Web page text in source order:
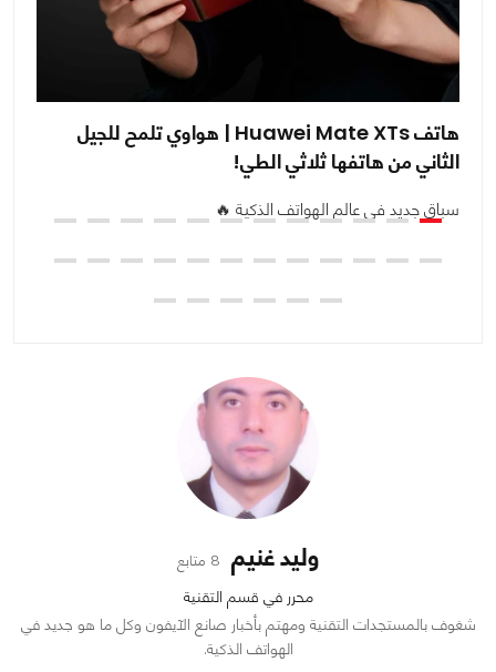
هاتف Huawei Mate XTs | هواوي تلمح للجيل
الثاني من هاتفها ثلاثي الطي!
سباق جديد في عالم الهواتف الذكية 🔥
وليد غنيم 8 متابع
محرر في قسم التقنية
شغوف بالمستجدات التقنية ومهتم بأخبار صانع الآيفون وكل ما هو جديد في
الهواتف الذكية.